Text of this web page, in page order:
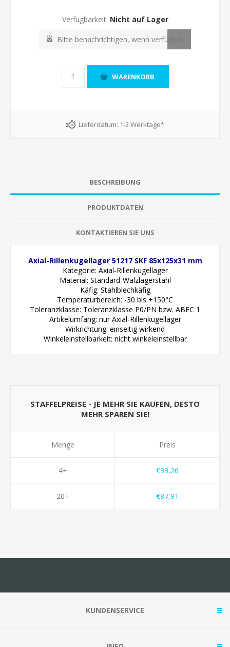
Verfügbarkeit: Nicht auf Lager
Lieferdatum: 1-2 Werktage*
BESCHREIBUNG
PRODUKTDATEN
KONTAKTIEREN SIE UNS
Axial-Rillenkugellager 51217 SKF 85x125x31 mm
Kategorie: Axial-Rillenkugellager
Material: Standard-Wälzlagerstahl
Käfig: Stahlblechkäfig
Temperaturbereich: -30 bis +150°C
Toleranzklasse: Toleranzklasse P0/PN bzw. ABEC 1
Artikelumfang: nur Axial-Rillenkugellager
Wirkrichtung: einseitig wirkend
Winkeleinstellbarkeit: nicht winkeleinstellbar
STAFFELPREISE - JE MEHR SIE KAUFEN, DESTO
MEHR SPAREN SIE!
Menge
4+
20+
Preis
€93,26
€87,91
KUNDENSERVICE